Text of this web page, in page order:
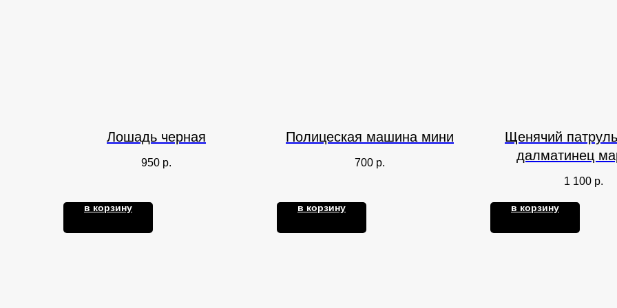
Лошадь черная
950 р.
в корзину
Полицеская машина мини
700 р.
в корзину
Щенячий
далматинец
1 100 р.
в корзину